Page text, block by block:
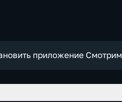
приложение Смотрим